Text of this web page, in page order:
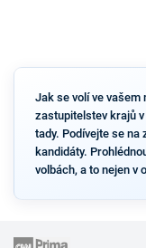
Jak se volí ve vašem
zastupitelstev krajů
tady. Podívejte se
kandidáty.
volbách, a to nejen v